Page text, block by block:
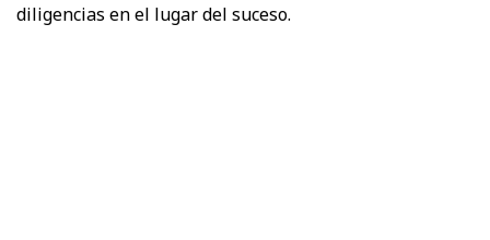
diligencias en el lugar del suceso.